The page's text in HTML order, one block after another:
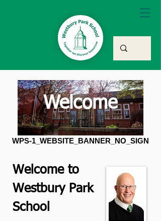
WPS-1_WEBSITE_BANNER_NO_SIGN
Welcome
Welcome to
Westbury Park
School